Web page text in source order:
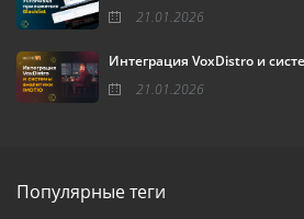
21.01.2026
Интеграция VoxDistro и
21.01.2026
Популярные теги